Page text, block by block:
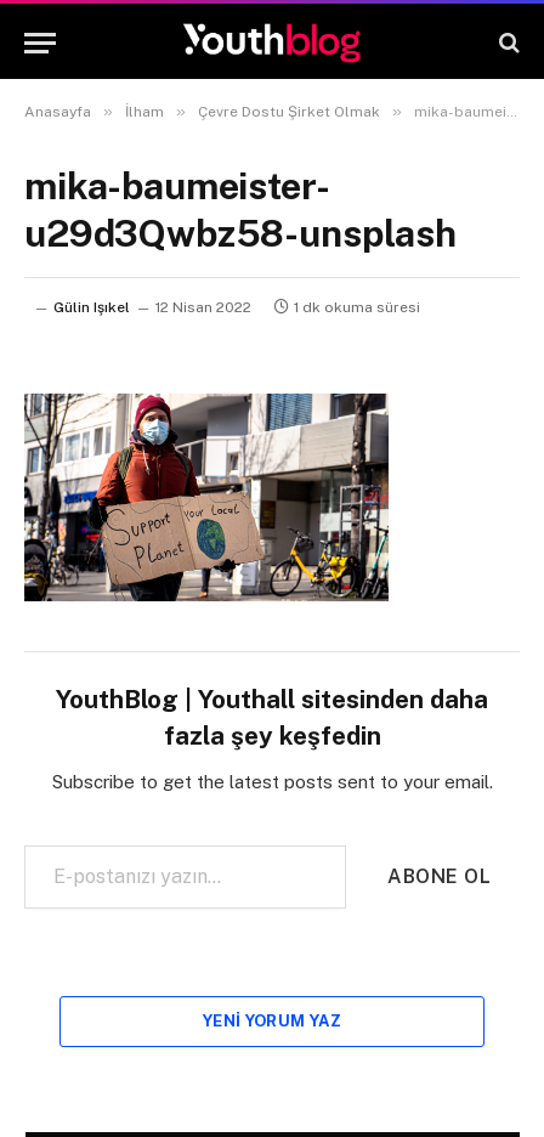
Anasayfa » İlham » Çevre Dostu Şirket Olmak » mika-baumeister-u29d3Qwbz58-unsplash
mika-baumeister-
u29d3Qwbz58-unsplash
Gülin Işıkel 12 Nisan 2022 1 dk okuma süresi
YouthBlog | Youthall sitesinden daha
fazla şey keşfedin
Subscribe to get the latest posts sent to your email.
E-postanızı yazın…
ABONE OL
YENI YORUM YAZ